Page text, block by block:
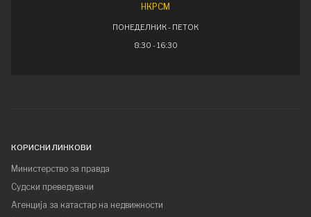
НКРСМ
ПОНЕДЕЛНИК - ПЕТОК
8:30 - 16:30
КОРИСНИ ЛИНКОВИ
Министерство за правда
Судски преведувачи
Агенција за катастар на недвижности